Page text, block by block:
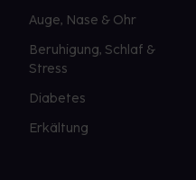
Auge, Nase & Ohr
Beruhigung, Schlaf &
Stress
Diabetes
Erkältung